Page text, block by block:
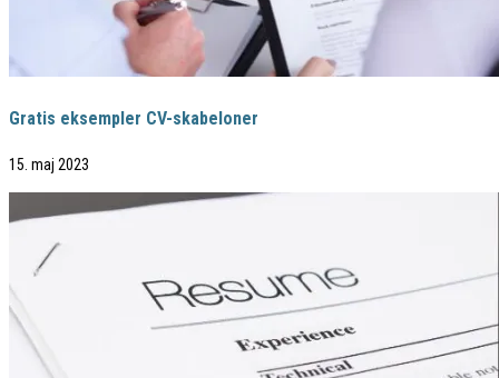
Gratis eksempler CV-skabeloner
15. maj 2023